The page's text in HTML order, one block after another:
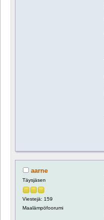
aarne
Täysjäsen
Viestejä: 159
Maalämpöfoorumi